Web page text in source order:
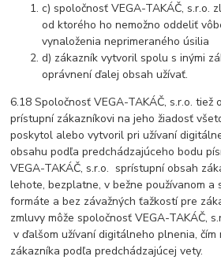
c) spoločnosť VEGA-TAKÁČ, s.r.o.
od ktorého ho nemožno oddeliť
vynaloženia neprimeraného úsilia
d) zákazník vytvoril spolu s inými
oprávnení ďalej obsah užívať.
6.18 Spoločnosť VEGA-TAKÁČ, s.r.o. tiež
prístupní zákazníkovi na jeho žiadosť
poskytol alebo vytvoril pri užívaní
obsahu podľa predchádzajúceho bodu
VEGA-TAKÁČ, s.r.o. sprístupní obsah
lehote, bezplatne, v bežne používanom a
formáte a bez závažných ťažkostí pre
zmluvy môže spoločnosť VEGA-TAKÁČ,
v ďalšom užívaní digitálneho plnenia,
zákazníka podľa predchádzajúcej vety.